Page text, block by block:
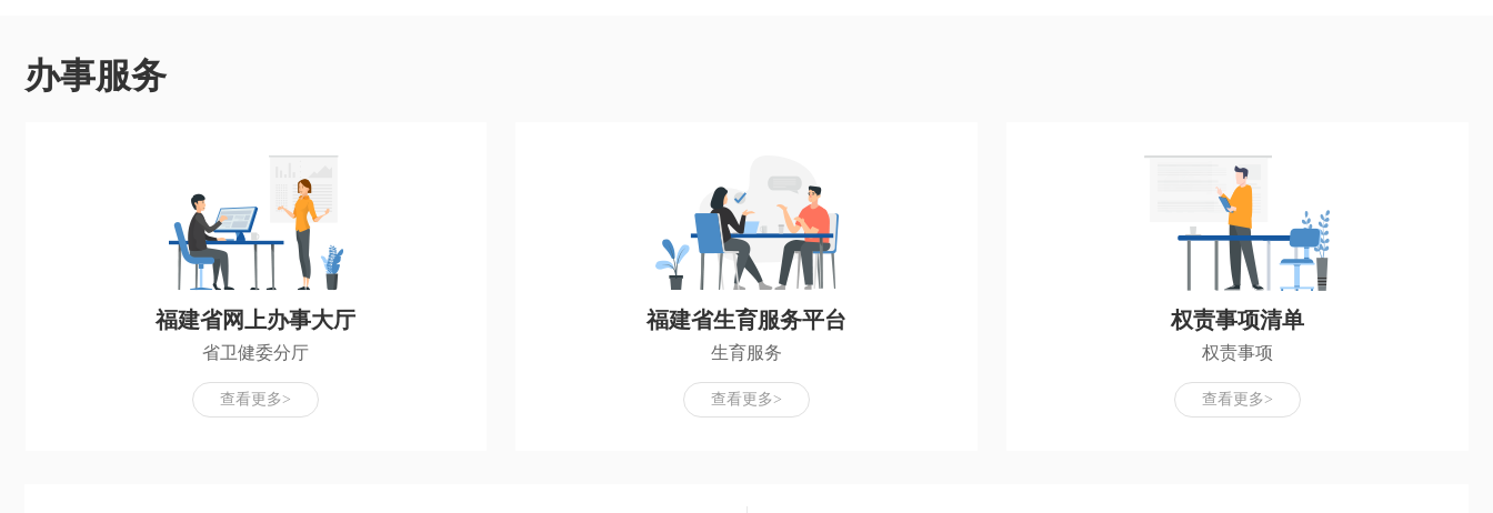
办事服务
福建省网上办事大厅
省卫健委分厅
查看更多>
福建省生育服务平台
生育服务
查看更多>
权责事项清单
权责事项
查看更多>